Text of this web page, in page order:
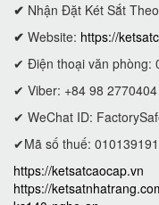
✔ Nhận Đặt Két Sắt
✔ Website: https://
✔ Điện thoại văn phòng:
✔ Viber: +84 98 2770404
✔ WeChat ID:
✔Mã số thuế:
https://ketsatcaocap.vn
https://